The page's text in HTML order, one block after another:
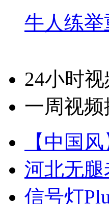
牛人练
24小时
一周视频
【中国
河北无腿
信号灯